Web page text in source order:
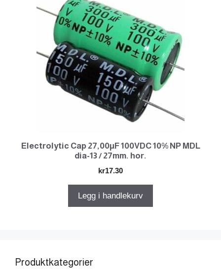
Electrolytic Cap 27,00µF 100VDC 10% NP MDL
dia-13 / 27mm. hor.
kr17.30
Legg i handlekurv
Produktkategorier